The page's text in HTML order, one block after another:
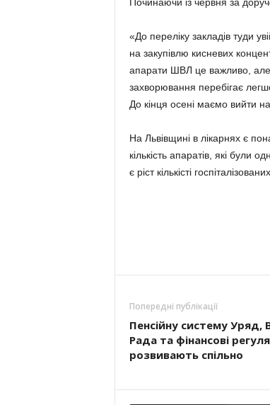
«До переліку закладів туди
на закупівлю кисневих
апарати ШВЛ це важливо, але
захворювання перебігає
До кінця осені маємо вийти
На Львівщині в лікарнях є
кількість апаратів, які були
є ріст кількісті
Попередні публікації
Пенсійну систему Уряд,
Рада та фінансові
розвивають спільно